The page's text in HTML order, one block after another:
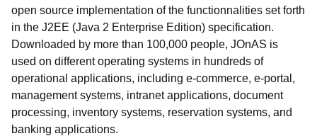
open source implementation of the functionnalities set forth
in the J2EE (Java 2 Enterprise Edition) specification.
Downloaded by more than 100,000 people, JOnAS is
used on different operating systems in hundreds of
operational applications, including e-commerce, e-portal,
management systems, intranet applications, document
processing, inventory systems, reservation systems, and
banking applications.